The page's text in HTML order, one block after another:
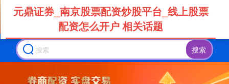
搜索
元鼎证券_南京股票配资炒股平台_线上股票
配资怎么开户 相关话题